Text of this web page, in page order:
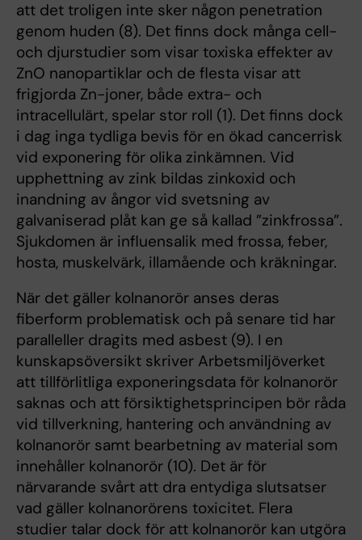
att det troligen inte sker någon penetration
genom huden (8). Det finns dock många cell-
och djurstudier som visar toxiska effekter av
ZnO nanopartiklar och de flesta visar att
frigjorda Zn-joner, både extra- och
intracellulärt, spelar stor roll (1). Det finns dock
i dag inga tydliga bevis för en ökad cancerrisk
vid exponering för olika zinkämnen. Vid
upphettning av zink bildas zinkoxid och
inandning av ångor vid svetsning av
galvaniserad plåt kan ge så kallad ”zinkfrossa”.
Sjukdomen är influensalik med frossa, feber,
hosta, muskelvärk, illamående och kräkningar.
När det gäller kolnanorör anses deras
fiberform problematisk och på senare tid har
paralleller dragits med asbest (9). I en
kunskapsöversikt skriver Arbetsmiljöverket
att tillförlitliga exponeringsdata för kolnanorör
saknas och att försiktighetsprincipen bör råda
vid tillverkning, hantering och användning av
kolnanorör samt bearbetning av material som
innehåller kolnanorör (10). Det är för
närvarande svårt att dra entydiga slutsatser
vad gäller kolnanorörens toxicitet. Flera
studier talar dock för att kolnanorör kan utgöra